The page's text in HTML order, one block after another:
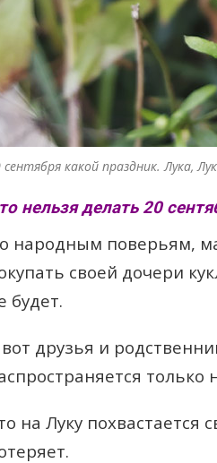
сентября какой праздник. Лука,
нельзя делать 20
народным поверьям,
своей дочери
будет.
друзья и
только
на Луку похвастается